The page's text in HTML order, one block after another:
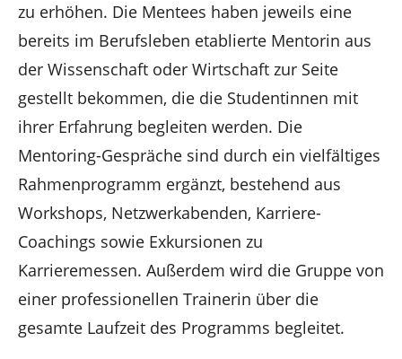
zu erhöhen. Die Mentees haben jeweils eine
bereits im Berufsleben etablierte Mentorin aus
der Wissenschaft oder Wirtschaft zur Seite
gestellt bekommen, die die Studentinnen mit
ihrer Erfahrung begleiten werden. Die
Mentoring-Gespräche sind durch ein vielfältiges
Rahmenprogramm ergänzt, bestehend aus
Workshops, Netzwerkabenden, Karriere-
Coachings sowie Exkursionen zu
Karrieremessen. Außerdem wird die Gruppe von
einer professionellen Trainerin über die
gesamte Laufzeit des Programms begleitet.